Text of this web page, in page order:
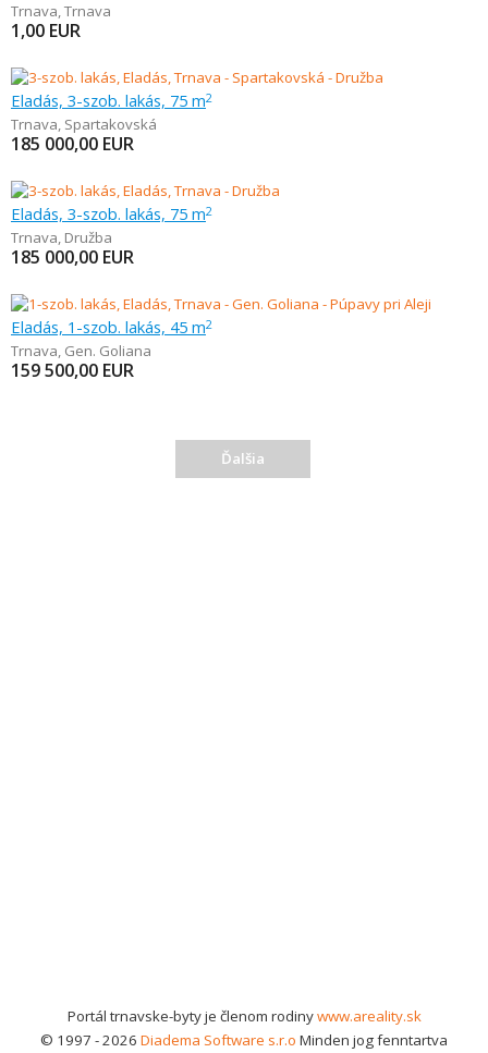
Trnava,Trnava
1,00 EUR
Eladás, 3-szob. lakás, 75 m2
Trnava, Spartakovská
185 000,00 EUR
Eladás, 3-szob. lakás, 75 m2
Trnava, Družba
185 000,00 EUR
Eladás, 1-szob. lakás, 45 m2
Trnava, Gen. Goliana
159 500,00 EUR
Ďalšia
Portál trnavske-byty je členom rodinywww.areality.sk
© 1997 - 2026 Diadema Software s.r.o Minden jog fenntartva